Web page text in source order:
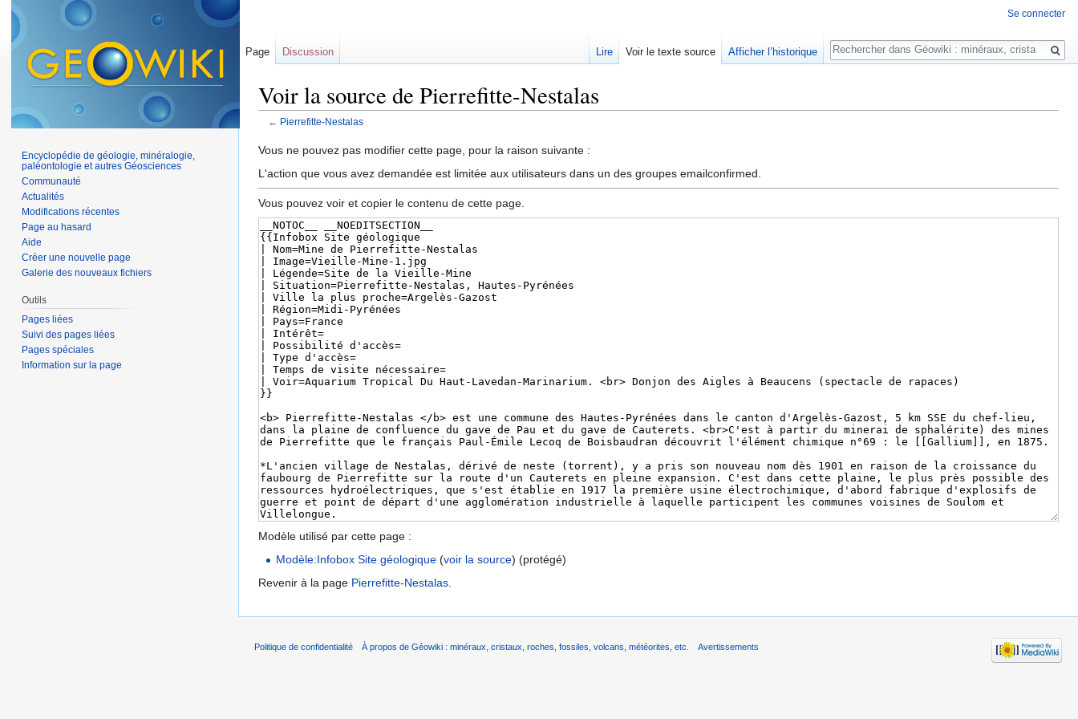
Voir la source de Pierrefitte-Nestalas
← Pierrefitte-Nestalas
Vous ne pouvez pas modifier cette page, pour la raison suivante :
L'action que vous avez demandée est limitée aux utilisateurs dans un des groupes emailconfirmed.
Vous pouvez voir et copier le contenu de cette page.
Modèle utilisé par cette page :
Modèle:Infobox Site géologique (voir la source) (protégé)
Revenir à la page Pierrefitte-Nestalas.
Se connecter
Page Discussion Lire Voir le texte source Afficher l’historique
Rechercher
Encyclopédie de géologie, minéralogie,
paléontologie et autres Géosciences
Communauté
Actualités
Modifications récentes
Page au hasard
Aide
Créer une nouvelle page
Galerie des nouveaux fichiers
Outils
Pages liées
Suivi des pages liées
Pages spéciales
Information sur la page
Politique de confidentialité À propos de Géowiki : minéraux, cristaux, roches, fossiles, volcans, météorites, etc. Avertissements